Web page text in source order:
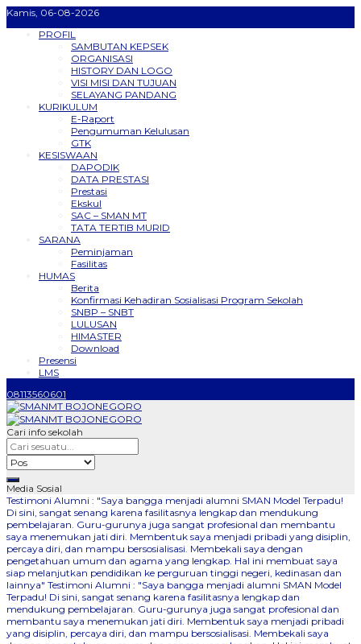
Kamis, 06-08-2026
PROFIL
SAMBUTAN KEPSEK
ORGANISASI
HISTORY DAN LOGO
VISI MISI DAN TUJUAN
SELAYANG PANDANG
KURIKULUM
E-Raport
Pengumuman Kelulusan
GTK
KESISWAAN
DAPODIK
DATA PRESTASI
Prestasi
Ekskul
SAC – SMAN MT
TATA TERTIB MURID
SARANA
Peminjaman
Fasilitas
HUMAS
Berita
Konfirmasi Kehadiran Sosialisasi Program Sekolah
SNBP – SNBT
LULUSAN
HIMASTER
Download
Presensi
LMS
08113560601
Cari info sekolah
Media Sosial
Testimoni Alumni : "Saya bangga menjadi alumni SMAN Model Terpadu!
Di sini, sangat senang karena fasilitasnya lengkap dan mendukung
pembelajaran. Guru-gurunya juga sangat profesional dan membantu
saya menemukan jati diri. Membentuk saya menjadi pribadi yang disiplin,
percaya diri, dan mampu bersosialisasi. Membekali saya dengan
pengetahuan umum dan agama yang lengkap. Hal ini membuat saya
siap melanjutkan pendidikan ke perguruan tinggi negeri, kedinasan dan
lainnya" Testimoni Alumni : "Saya bangga menjadi alumni SMAN Model
Terpadu! Di sini, sangat senang karena fasilitasnya lengkap dan
mendukung pembelajaran. Guru-gurunya juga sangat profesional dan
membantu saya menemukan jati diri. Membentuk saya menjadi pribadi
yang disiplin, percaya diri, dan mampu bersosialisasi. Membekali saya